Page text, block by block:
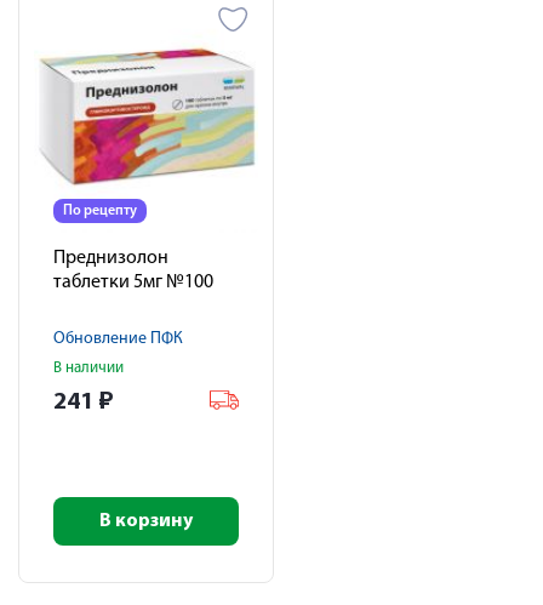
По рецепту
Преднизолон
таблетки 5мг №100
Обновление ПФК
В наличии
241 ₽
В корзину